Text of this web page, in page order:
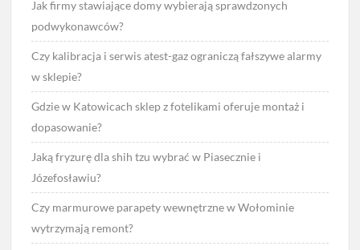
Jak firmy stawiające domy wybierają sprawdzonych
podwykonawców?
Czy kalibracja i serwis atest-gaz ograniczą fałszywe alarmy
w sklepie?
Gdzie w Katowicach sklep z fotelikami oferuje montaż i
dopasowanie?
Jaką fryzurę dla shih tzu wybrać w Piasecznie i
Józefosławiu?
Czy marmurowe parapety wewnętrzne w Wołominie
wytrzymają remont?